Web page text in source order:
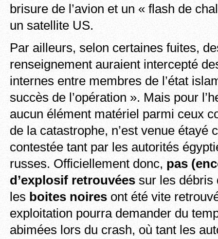
brisure de l’avion et un « flash de
un satellite US.
Par ailleurs, selon certaines fuites,
renseignement auraient intercepté
internes entre membres de l’état
succès de l’opération ». Mais pour
aucun élément matériel parmi ceux
de la catastrophe, n’est venue étayé
contestée tant par les autorités
russes. Officiellement donc, pas
d’explosif retrouvées sur les débris
les boites noires ont été vite
exploitation pourra demander du
abimées lors du crash, où tant les